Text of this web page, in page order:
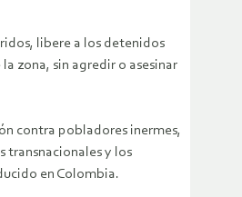
libere a los detenidos
zona, sin agredir o asesinar
contra pobladores inermes,
transnacionales y los
en Colombia.